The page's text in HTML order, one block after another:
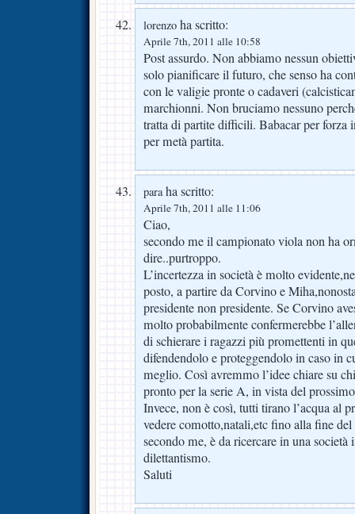
lorenzo ha scritto:
Aprile 7th, 2011 alle 10:58
Post assurdo. Non abbiamo nessun
solo pianificare il futuro, che senso ha
con le valigie pronte o cadaveri
marchionni. Non bruciamo nessuno
tratta di partite difficili. Babacar per forza
per metà partita.
paraha scritto:
Aprile 7th, 2011 alle 11:06
Ciao,
secondo me il campionato viola non ha
dire..purtroppo.
L’incertezza in società è molto
posto, a partire da Corvino e
presidente non presidente. Se Corvino
molto probabilmente confermerebbe
di schierare i ragazzi più promettenti in
difendendolo e proteggendolo in caso in
meglio. Così avremmo l’idee chiare su
pronto per la serie A, in vista del
Invece, non è così, tutti tirano l’acqua al
vedere comotto,natali,etc fino alla fine
secondo me, è da ricercare in una
dilettantismo.
Saluti